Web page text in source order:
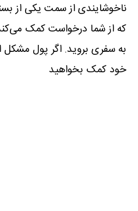
ناخوشایندی از سمت یکی از
که از شما درخواست کمک
به سفری بروید. اگر پول
خود کمک بخواهید